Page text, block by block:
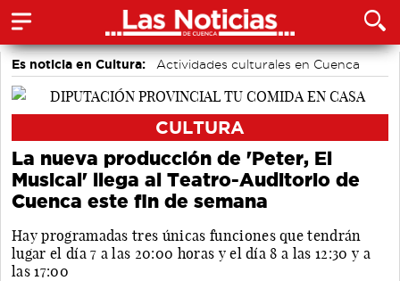
Es noticia en Cultura: Actividades culturales en Cuenca
CULTURA
La nueva producción de 'Peter, El
Musical' llega al Teatro-Auditorio de
Cuenca este fin de semana
Hay programadas tres únicas funciones que tendrán
lugar el día 7 a las 20:00 horas y el día 8 a las 12:30 y a
las 17:00